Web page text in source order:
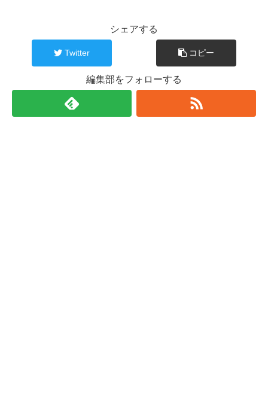
シェアする
Twitter コピー
編集部をフォローする